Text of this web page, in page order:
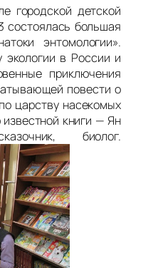
городской детской
большая
энтомологии».
в России и
приключения
повести о
царству насекомых
книги — Ян
биолог.